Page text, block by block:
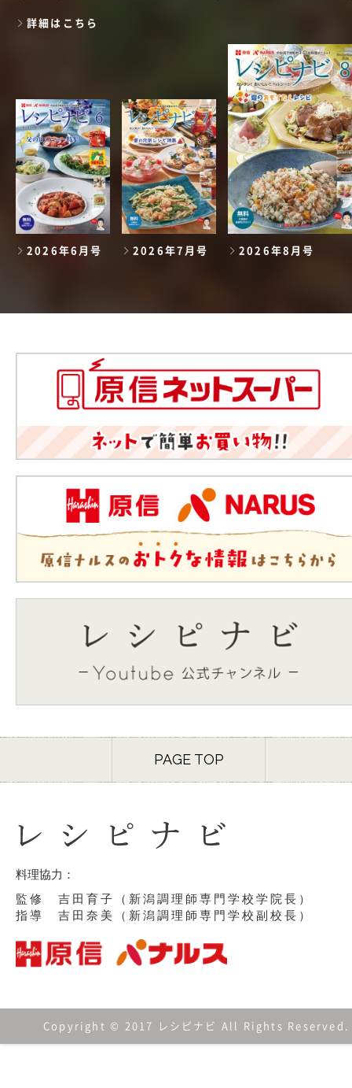
詳細はこちら
2026年6月号 2026年7月号 2026年8月号
PAGE TOP
料理協力：
監修 吉田育子（新潟調理師専門学校学院長）
指導 吉田奈美（新潟調理師専門学校副校長）
Copyright © 2017 レシピナビ All Rights Reserved.